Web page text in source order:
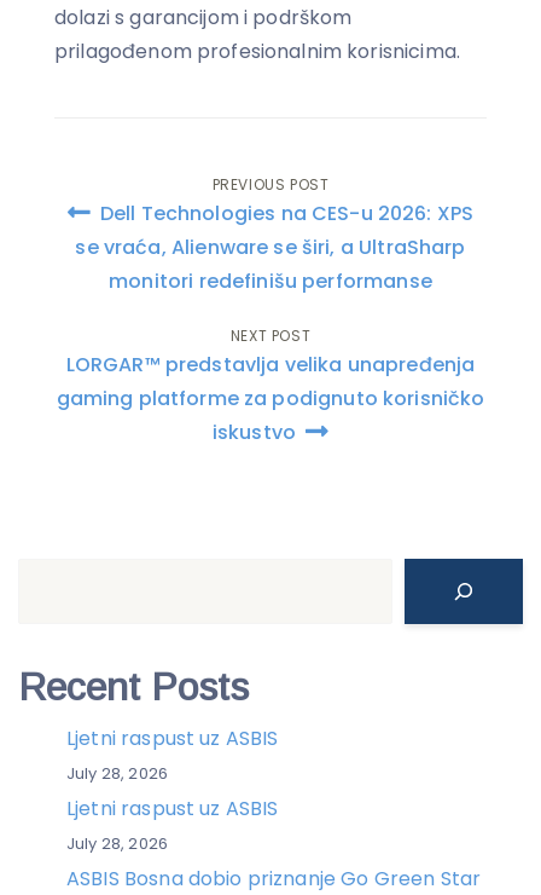
dolazi s garancijom i podrškom
prilagođenom profesionalnim korisnicima.
Post
navigation
PREVIOUS POST
Dell Technologies na CES-u 2026: XPS
se vraća, Alienware se širi, a UltraSharp
monitori redefinišu performanse
NEXT POST
LORGAR™ predstavlja velika unapređenja
gaming platforme za podignuto korisničko
iskustvo
Recent Posts
Ljetni raspust uz ASBIS
July 28, 2026
Ljetni raspust uz ASBIS
July 28, 2026
ASBIS Bosna dobio priznanje Go Green Star